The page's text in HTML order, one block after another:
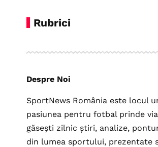
Rubrici
Despre Noi
SportNews România este locul
pasiunea pentru fotbal prinde
găsești zilnic știri, analize,
din lumea sportului, prezentate